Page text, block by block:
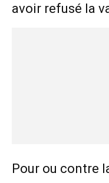
avoir refusé la
Pour ou contre